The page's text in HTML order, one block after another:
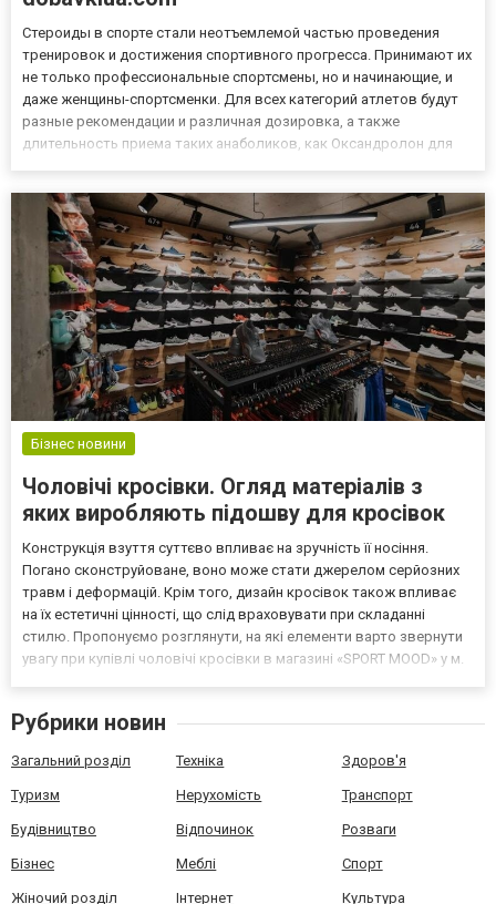
Стероиды в спорте стали неотъемлемой частью проведения
тренировок и достижения спортивного прогресса. Принимают их
не только профессиональные спортсмены, но и начинающие, и
даже женщины-спортсменки. Для всех категорий атлетов будут
разные рекомендации и различная дозировка, а также
длительность приема таких анаболиков, как Оксандролон для
Далее вы...
Бізнес новини
Чоловічі кросівки. Огляд матеріалів з
яких виробляють підошву для кросівок
Конструкція взуття суттєво впливає на зручність її носіння.
Погано сконструйоване, воно може стати джерелом серйозних
травм і деформацій. Крім того, дизайн кросівок також впливає
на їх естетичні цінності, що слід враховувати при складанні
стилю. Пропонуємо розглянути, на які елементи варто звернути
увагу при купівлі чоловічі кросівки в магазині «SPORT MOOD» у м.
Рубрики новин
Загальний розділ Техніка Здоров'я
Туризм Нерухомість Транспорт
Будівництво Відпочинок Розваги
Бізнес Меблі Спорт
Жіночий розділ Інтернет Культура